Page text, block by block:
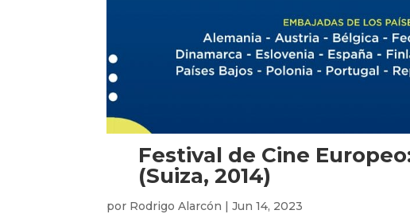
Festival de Cine
(Suiza, 2014)
por Rodrigo Alarcón |Jun 14, 2023